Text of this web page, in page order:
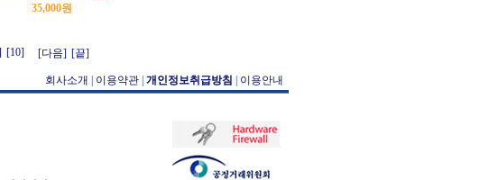
35,000원
[10] [다음] [끝]
회사소개 이용약관 개인정보취급방침 이용안내